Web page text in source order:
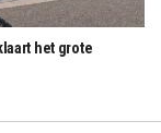
het grote